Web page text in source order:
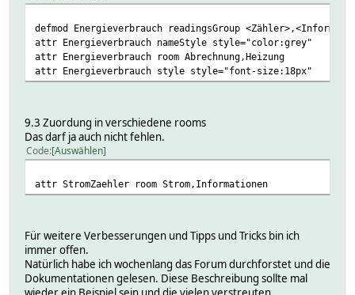
defmod Energieverbrauch readingsGroup
attr Energieverbrauch nameStyle style="color:grey"
attr Energieverbrauch room Abrechnung,Heizung
attr Energieverbrauch style style="font-size:18px"
9.3 Zuordung in verschiedene rooms
Das darf ja auch nicht fehlen.
Code Auswählen
attr StromZaehler room Strom,Informationen
Für weitere Verbesserungen und Tipps und Tricks bin ich
immer offen.
Natürlich habe ich wochenlang das Forum durchforstet und die
Dokumentationen gelesen. Diese Beschreibung sollte mal